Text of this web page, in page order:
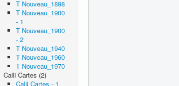
T Nouveau_1898
T Nouveau_1900
- 1
T Nouveau_1900
- 2
T Nouveau_1940
T Nouveau_1960
T Nouveau_1970
Calli Cartes (2)
Calli Cartes - 1